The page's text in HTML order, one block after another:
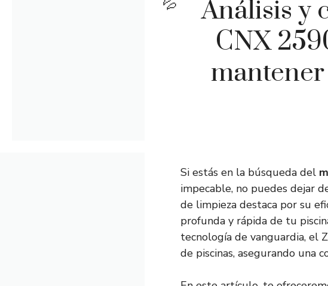
Análisis y
CNX
Si estás en la búsqueda del
impecable, no puedes dejar
de limpieza destaca por su
profunda y rápida de tu
tecnología de vanguardia, el
de piscinas, asegurando una